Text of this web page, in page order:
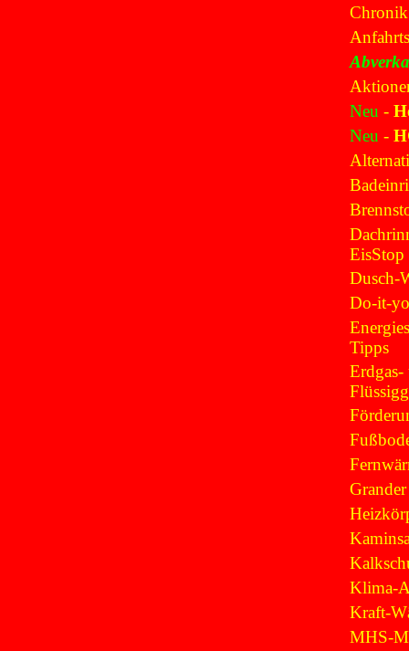
Neu -
Neu -
EisStop
Dusch-
Do-it-
Tipps
Erdgas-
Grander
Klima-
Kraft-
MHS-